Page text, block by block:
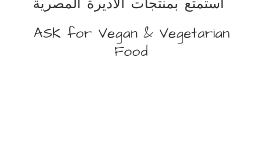
ASK for Vegan & Vegetarian
Food